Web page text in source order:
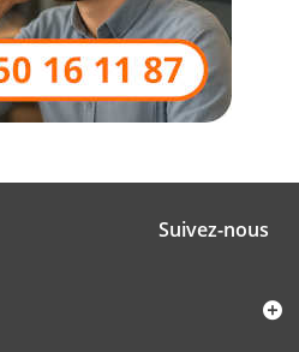
Suivez-nous